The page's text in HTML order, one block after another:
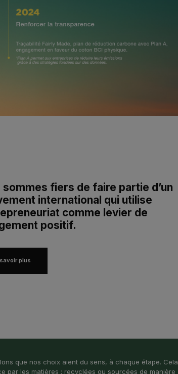
sommes fiers de faire partie d’un
international qui utilise
comme levier de
positif.
plus
que nos choix aient du sens, à chaque étape. Cela
par les matières : recyclées ou sourcées de manière